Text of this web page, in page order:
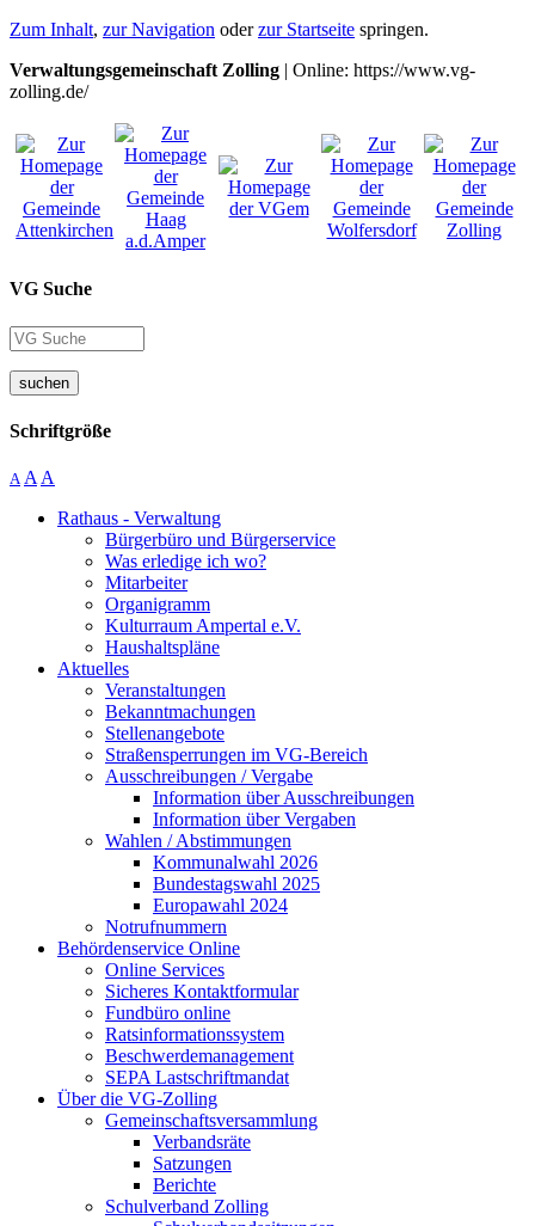
Zum Inhalt, zur Navigation oderzur Startseite springen.
Verwaltungsgemeinschaft Zolling | Online: https://www.vg-
zolling.de/
VG Suche
suchen
Schriftgröße
A A A
Rathaus - Verwaltung
Bürgerbüro und Bürgerservice
Was erledige ich wo?
Mitarbeiter
Organigramm
Kulturraum Ampertal e.V.
Haushaltspläne
Aktuelles
Veranstaltungen
Bekanntmachungen
Stellenangebote
Straßensperrungen im VG-Bereich
Ausschreibungen / Vergabe
Information über Ausschreibungen
Information über Vergaben
Wahlen / Abstimmungen
Kommunalwahl 2026
Bundestagswahl 2025
Europawahl 2024
Notrufnummern
Behördenservice Online
Online Services
Sicheres Kontaktformular
Fundbüro online
Ratsinformationssystem
Beschwerdemanagement
SEPA Lastschriftmandat
Über die VG-Zolling
Gemeinschaftsversammlung
Verbandsräte
Satzungen
Berichte
Schulverband Zolling